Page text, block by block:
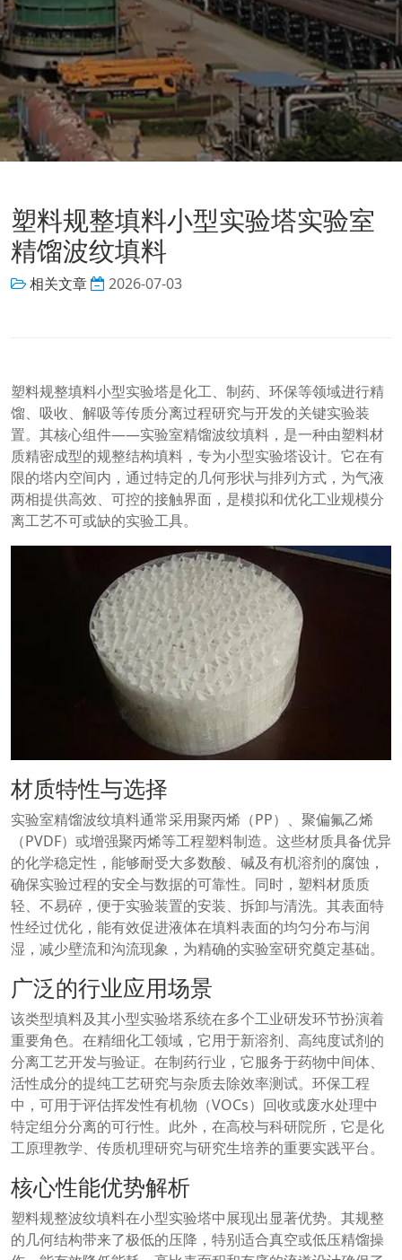
塑料规整填料小型实验塔实验室
精馏波纹填料
相关文章 2026-07-03
塑料规整填料小型实验塔是化工、制药、环保等领域进行精
馏、吸收、解吸等传质分离过程研究与开发的关键实验装
置。其核心组件——实验室精馏波纹填料，是一种由塑料材
质精密成型的规整结构填料，专为小型实验塔设计。它在有
限的塔内空间内，通过特定的几何形状与排列方式，为气液
两相提供高效、可控的接触界面，是模拟和优化工业规模分
离工艺不可或缺的实验工具。
材质特性与选择
实验室精馏波纹填料通常采用聚丙烯（PP）、聚偏氟乙烯
（PVDF）或增强聚丙烯等工程塑料制造。这些材质具备优异
的化学稳定性，能够耐受大多数酸、碱及有机溶剂的腐蚀，
确保实验过程的安全与数据的可靠性。同时，塑料材质质
轻、不易碎，便于实验装置的安装、拆卸与清洗。其表面特
性经过优化，能有效促进液体在填料表面的均匀分布与润
湿，减少壁流和沟流现象，为精确的实验室研究奠定基础。
广泛的行业应用场景
该类型填料及其小型实验塔系统在多个工业研发环节扮演着
重要角色。在精细化工领域，它用于新溶剂、高纯度试剂的
分离工艺开发与验证。在制药行业，它服务于药物中间体、
活性成分的提纯工艺研究与杂质去除效率测试。环保工程
中，可用于评估挥发性有机物（VOCs）回收或废水处理中
特定组分分离的可行性。此外，在高校与科研院所，它是化
工原理教学、传质机理研究与研究生培养的重要实践平台。
核心性能优势解析
塑料规整波纹填料在小型实验塔中展现出显著优势。其规整
的几何结构带来了极低的压降，特别适合真空或低压精馏操